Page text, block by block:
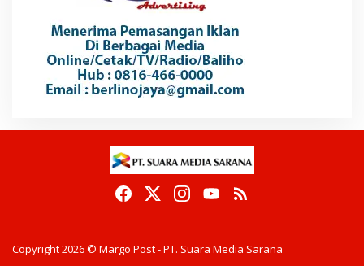
Copyright 2026 © Margo Post - PT. Suara Media Sarana